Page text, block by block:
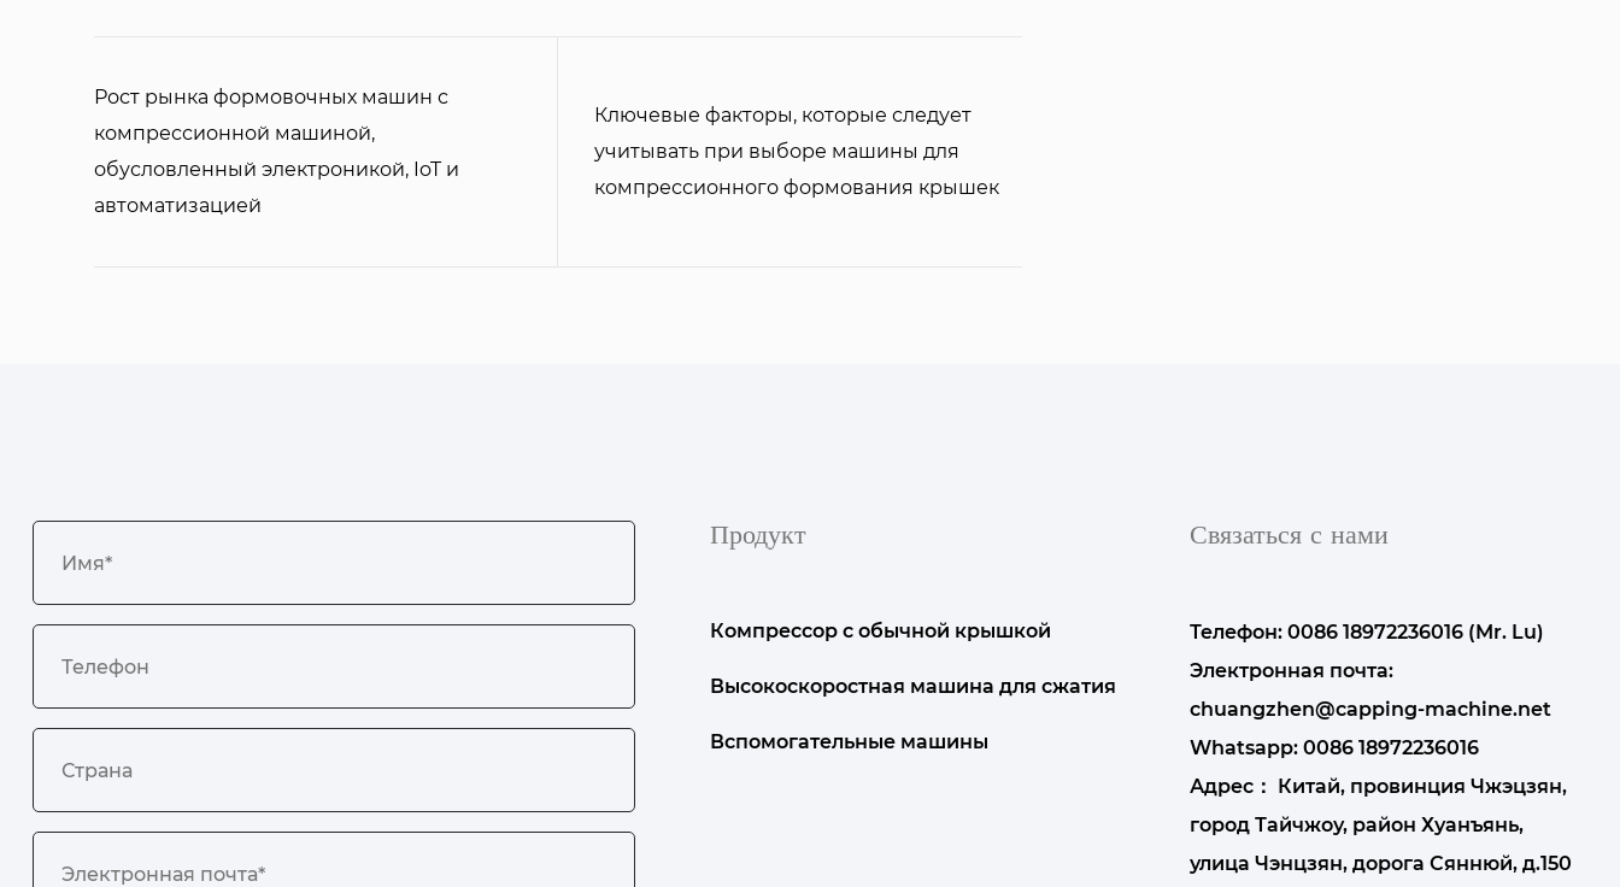
Рост рынка формовочных машин с
компрессионной машиной,
обусловленный электроникой, IoT и
автоматизацией
Ключевые факторы, которые следует
учитывать при выборе машины для
компрессионного формования крышек
Продукт
Компрессор с обычной крышкой
Высокоскоростная машина для сжатия
Вспомогательные машины
Связаться с нами
Телефон: 0086 18972236016 (Mr. Lu)
Электронная почта:
chuangzhen@capping-machine.net
Whatsapp: 0086 18972236016
Адрес： Китай, провинция Чжэцзян,
город Тайчжоу, район Хуанъянь,
улица Чэнцзян, дорога Сяннюй, д.150